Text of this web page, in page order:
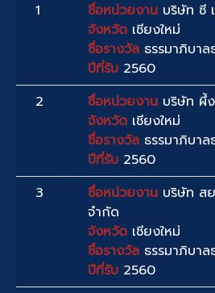
1 ชื่อหน่วยงาน บริษัท ซี
จังหวัด เชียงใหม่
ชื่อรางวัล ธรรมาภิบา
ปีที่รับ 2560
2
ชื่อหน่วยงาน บริษัท ผึ้
จังหวัด เชียงใหม่
ชื่อรางวัล ธรรมาภิบา
ปีที่รับ 2560
3
ชื่อหน่วยงาน บริษัท ส
จำกัด
จังหวัด เชียงใหม่
ชื่อรางวัล ธรรมาภิบา
ปีที่รับ 2560